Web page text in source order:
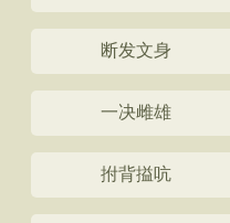
断发文身
一决雌雄
拊背搤吭